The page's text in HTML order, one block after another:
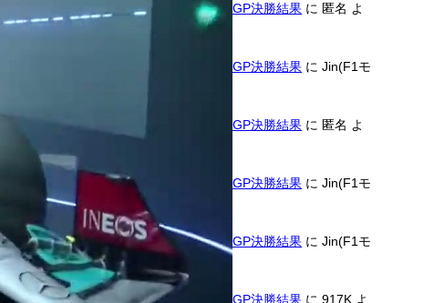
2026年F1第11戦ハンガリーGP決勝結果 に 匿名 よ
2026年F1第11戦ハンガリーGP決勝結果 にJin(F1モ
2026年F1第11戦ハンガリーGP決勝結果 に 匿名 よ
2026年F1第11戦ハンガリーGP決勝結果 にJin(F1モ
タスポGP管理人)
2026年F1第11戦ハンガリーGP決勝結果 にJin(F1モ
タスポGP管理人)
2026年F1第11戦ハンガリーGP決勝結果 に917K よ